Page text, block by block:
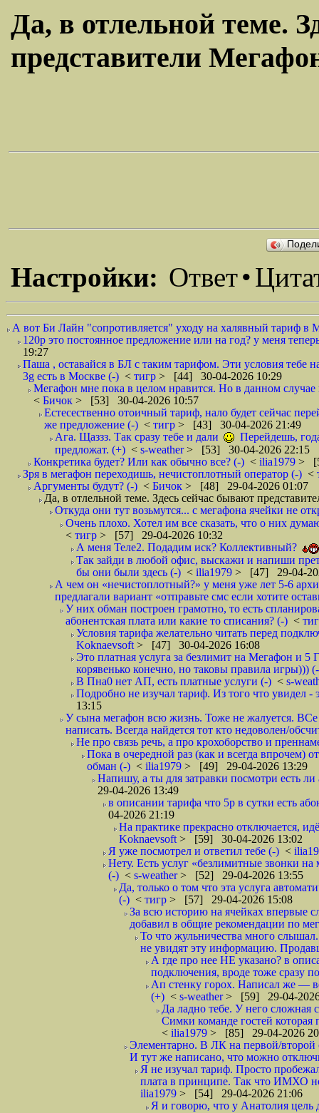
Да, в отлельной теме.
представители
Настройки: Ответ•
А вот Би Лайн "сопротивляется" уходу на халявный тариф в
120р это постоянное предложение или на год? у меня
19:27
Паша , оставайся в БЛ с таким тарифом. Эти условия
3g есть в Москве (-) < тигр > [44] 30-04-2026 10:29
Мегафон мне пока в целом нравится. Но в данном
< Бичок > [53] 30-04-2026 10:57
Естесественно отоичный тариф, нало будет сейчас
же предложение (-) < тигр > [43] 30-04-2026 21:49
Ага. Щаззз. Так сразу тебе и дали
Перейдешь,
предложат. (+) < s-weather> [53] 30-04-2026 22:15
Конкретика будет? Или как обычно все? (-) < ilia1979 >
Зря в мегафон переходишь, нечистоплотный оператор (-) <
Аргументы будут? (-) < Бичок > [48] 29-04-2026 01:07
Да, в отлельной теме. Здесь сейчас бывают
Откуда они тут возьмутся... с мегафона ячейки не
Очень плохо. Хотел им все сказать, что о них
< тигр > [57] 29-04-2026 10:32
А меня Теле2. Подадим иск? Коллективный?
Так зайди в любой офис, выскажи и напиши
бы они были здесь (-) < ilia1979 > [47] 29-04-
А чем он «нечистоплотный?» у меня уже лет 5-6
предлагали вариант «отправьте смс если хотите
У них обман построен грамотно, то есть
абонентская плата или какие то списания? (-) <
Условия тарифа желательно читать перед
Koknaevsoft > [47] 30-04-2026 16:08
Это платная услуга за безлимит на Мегафон и
корявенько конечно, но таковы правила игры)))
В Пна0 нет АП, есть платные услуги (-) < s-
Подробно не изучал тариф. Из того что увидел -
13:15
У сына мегафон всю жизнь. Тоже не жалуется.
написать. Всегда найдется тот кто недоволен/
Не про связь речь, а про крохоборство и
Пока в очередной раз (как и всегда впрочем)
обман (-) < ilia1979 > [49] 29-04-2026 13:29
Напишу, а ты для затравки посмотри есть
29-04-2026 13:49
в описании тарифа что 5р в сутки есть
04-2026 21:19
На практике прекрасно отключается,
Koknaevsoft > [59] 30-04-2026 13:02
Я уже посмотрел и ответил тебе (-) <
Нету. Есть услуг «безлимитные звонки
(-) < s-weather> [52] 29-04-2026 13:55
Да, только о том что эта услуга
(-) < тигр > [57] 29-04-2026 15:08
За всю историю на ячейках впервые
добавил в общие рекомендации по
То что жульничества много
не увидят эту информацию.
А где про нее НЕ указано? в
подключения, вроде тоже сразу
Ап стенку горох. Написал же —
(+) < s-weather> [59] 29-04-
Да ладно тебе. У него сложная
Симки команде гостей которая
< ilia1979 > [85] 29-04-2026
Элементарно. В ЛК на первой/второй
И тут же написано, что можно
Я не изучал тариф. Просто
плата в принципе. Так что ИМХО
ilia1979 > [54] 29-04-2026 21:06
Я и говорю, что у Анатолия цель